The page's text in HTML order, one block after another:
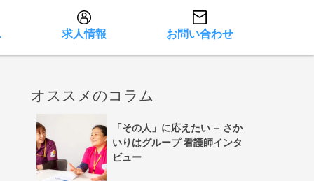
求人情報 お問い合わせ
オススメのコラム
「その人」に応えたい – さか
いりはグループ 看護師インタ
ビュー